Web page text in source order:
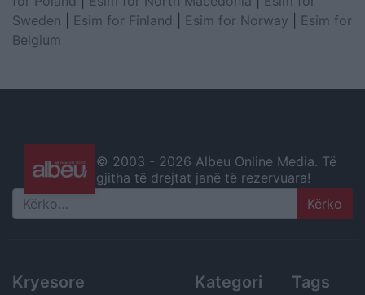
Sweden
Esim for Finland Esim for Norway
Esim for
Belgium
© 2003 - 2026 Albeu Online Media. Të
gjitha të drejtat janë të rezervuara!
Search
Kryesore Kategori Tags